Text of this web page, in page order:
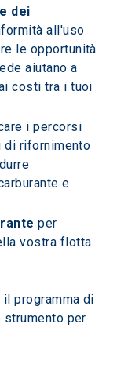
dei
all'uso
le opportunità
aiutano a
costi tra i tuoi
i percorsi
rifornimento
e
per
vostra flotta
programma di
strumento per